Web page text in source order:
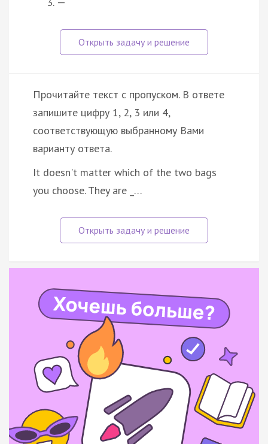
Прочитайте текст с пропуском. В ответе
запишите цифру 1, 2, 3 или 4,
соответствующую выбранному Вами
варианту ответа.
It doesn't matter which of the two bags
you choose. They are _…